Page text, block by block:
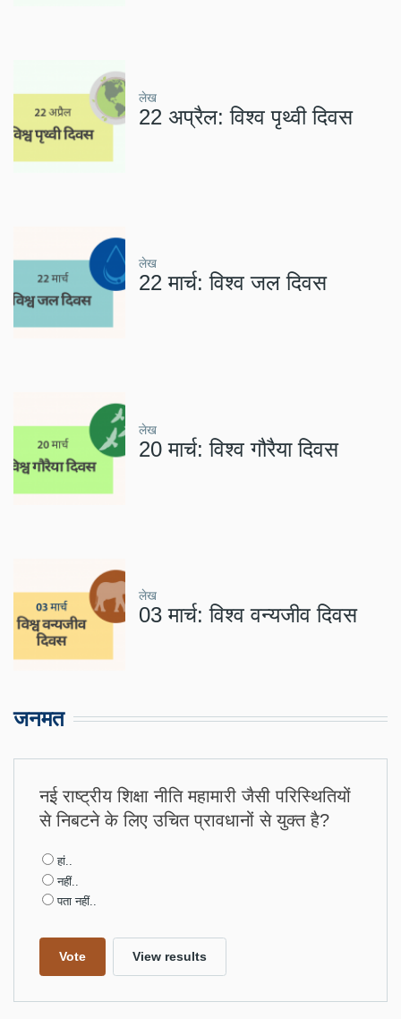
लेख
22 अप्रैल: विश्व पृथ्वी दिवस
लेख
22 मार्च: विश्व जल दिवस
लेख
20 मार्च: विश्व गौरैया दिवस
लेख
03 मार्च: विश्व वन्यजीव दिवस
जनमत
नई राष्ट्रीय शिक्षा नीति महामारी जैसी परिस्थितियों
से निबटने के लिए उचित प्रावधानों से युक्त है?
Choices
हां..
नहीं..
पता नहीं..